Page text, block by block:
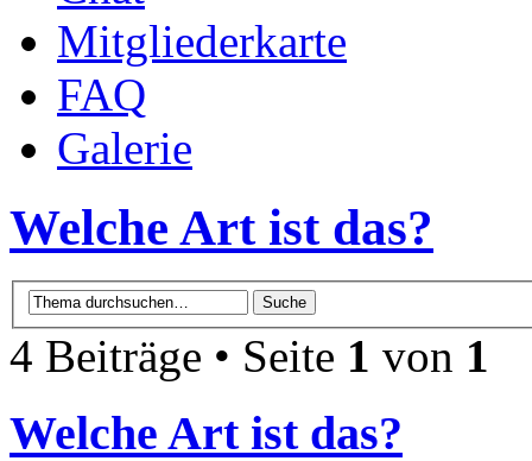
Mitgliederkarte
FAQ
Galerie
Welche Art ist das?
4 Beiträge • Seite 1 von 1
Welche Art ist das?